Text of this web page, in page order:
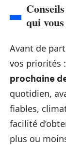
qui
Avant de
vos priorités :
prochaine
quotidien,
fiables,
facilité
plus ou